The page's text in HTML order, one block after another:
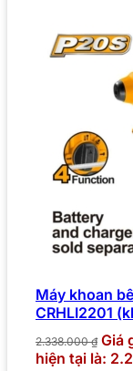
Máy khoan
CRHLI2201
2.338.000₫ Giá
hiện tại là: